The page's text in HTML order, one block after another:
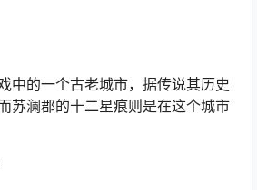
中的一个古老城市，据传说其历史
苏澜郡的十二星痕则是在这个城市